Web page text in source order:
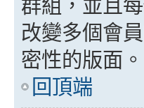
群組，並且
改變多個會
密性的版面。
回頂端